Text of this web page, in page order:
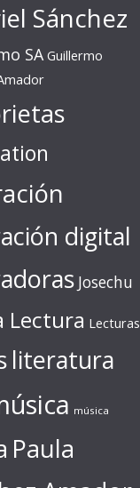
Sánchez
SA Guillermo
digital
Josechu
Lectura Lecturas
literatura
música
Paula